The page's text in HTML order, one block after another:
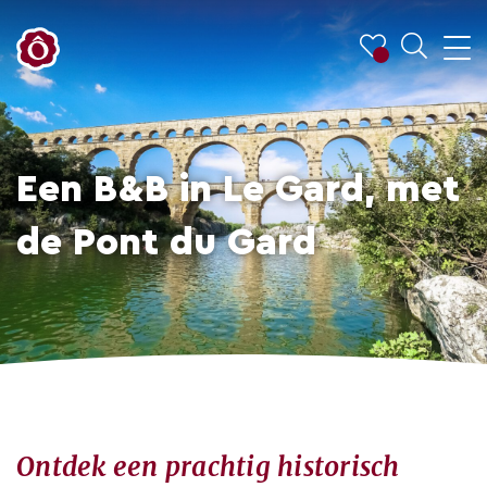
Een B&B in Le Gard, met
de Pont du Gard
Ontdek een prachtig historisch